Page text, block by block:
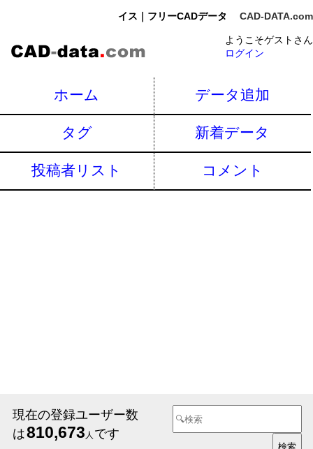
イス｜フリーCADデータ CAD-DATA.com
ようこそゲストさん
ログイン
ホーム データ追加
タグ 新着データ
投稿者リスト コメント
現在の登録ユーザー数
は810,673 人 です